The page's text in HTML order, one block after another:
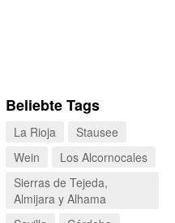
Beliebte Tags
La Rioja
Stausee
Wein
Los Alcornocales
Sierras de Tejeda,
Almijara y Alhama